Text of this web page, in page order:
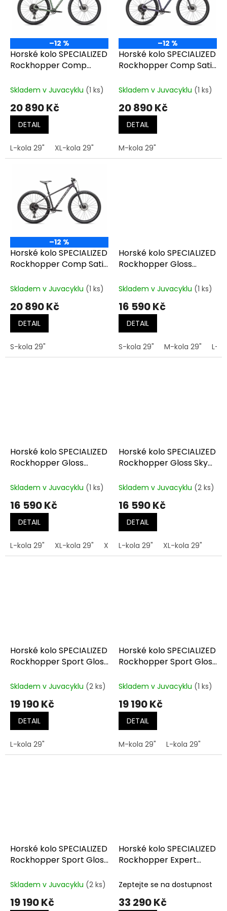
d
–12 %
Horské kolo SPECIALIZED
Rockhopper Comp
Mountains
Skladem v Juvacyklu (1 ks)
20 890 Kč
DETAIL
L-kola 29" XL-kola 29"
–12 %
Horské kolo SPECIALIZED
Rockhopper Comp Satin
Metallic
Skladem v Juvacyklu (1 ks)
20 890 Kč
DETAIL
M-kola 29"
–12 %
Horské kolo SPECIALIZED
Rockhopper Comp Satin
Dolomite Metallic
Skladem v Juvacyklu (1 ks)
20 890 Kč
DETAIL
S-kola 29"
Horské kolo SPECIALIZED
Rockhopper Gloss
Skladem v Juvacyklu (1 ks)
16 590 Kč
DETAIL
S-kola 29" M-kola 29" L-
Horské kolo SPECIALIZED
Rockhopper Gloss
Skladem v Juvacyklu (1 ks)
16 590 Kč
DETAIL
L-kola 29" XL-kola 29" XXL-kola 29"
Horské kolo SPECIALIZED
Rockhopper Gloss Sky
Mettalic
Skladem v Juvacyklu (2 ks)
16 590 Kč
DETAIL
L-kola 29" XL-kola 29"
Horské kolo SPECIALIZED
Rockhopper Sport Gloss
Skladem v Juvacyklu (2 ks)
19 190 Kč
DETAIL
L-kola 29"
Horské kolo SPECIALIZED
Rockhopper Sport Gloss
Skladem v Juvacyklu (1 ks)
19 190 Kč
DETAIL
M-kola 29" L-kola 29"
Horské kolo SPECIALIZED
Rockhopper Sport Gloss
Skladem v Juvacyklu (2 ks)
19 190 Kč
Horské kolo SPECIALIZED
Rockhopper Expert
Shadow Silver
Zeptejte se na dostupnost
33 290 Kč